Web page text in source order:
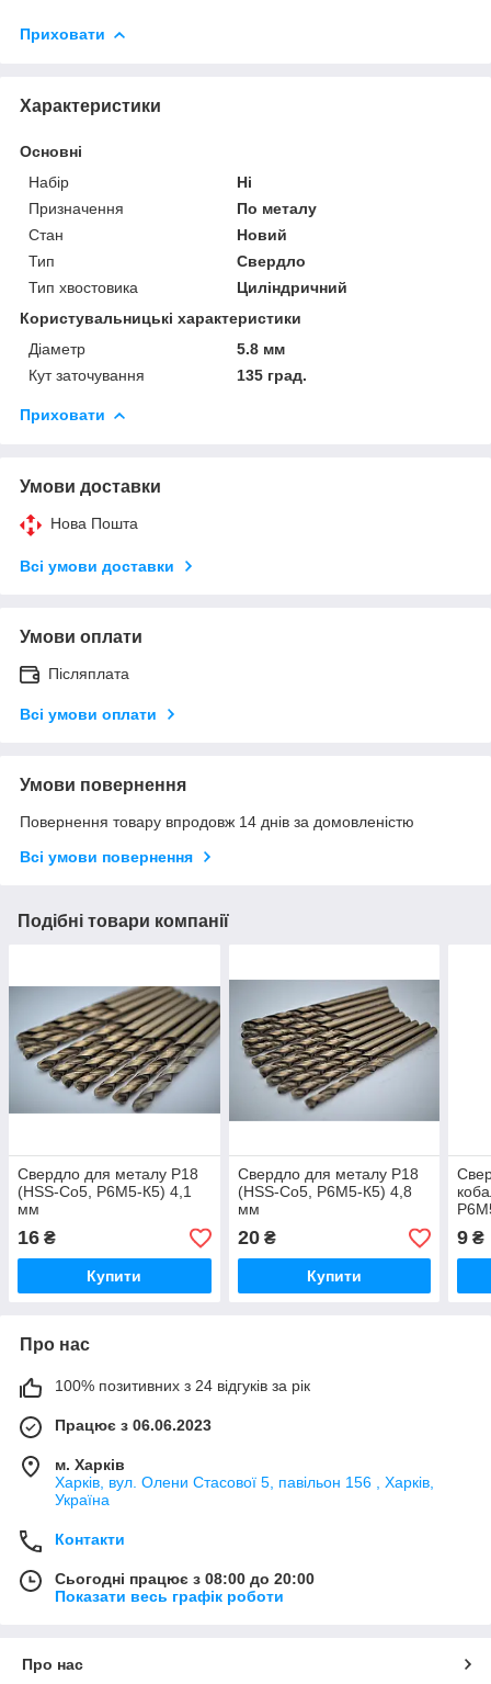
Приховати
Характеристики
Основні
Набір
Ні
Призначення
По металу
Стан
Новий
Тип
Свердло
Тип хвостовика
Циліндричний
Користувальницькі характеристики
Діаметр
5.8 мм
Кут заточування
135 град.
Приховати
Умови доставки
Нова Пошта
Всі умови доставки
Умови оплати
Післяплата
Всі умови оплати
Умови повернення
Повернення товару впродовж 14 днів за домовленістю
Всі умови повернення
Подібні товари компанії
Свердло для металу Р18
(HSS-Co5, Р6М5-К5) 4,1
мм
16 ₴
Купити
Свердло для металу Р18
(HSS-Co5, Р6М5-К5) 4,8
мм
20₴
Купити
9 ₴
Про нас
100% позитивних з 24 відгуків за рік
Працює з 06.06.2023
м. Харків
Харків, вул. Олени Стасової 5, павільон 156 , Харків,
Україна
Контакти
Сьогодні працює з 08:00 до 20:00
Показати весь графік роботи
Про нас